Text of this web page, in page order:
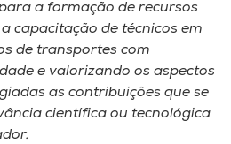
a formação de recursos
capacitação de técnicos em
de transportes com
e valorizando os aspectos
as contribuições que se
científica ou tecnológica